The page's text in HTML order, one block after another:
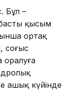
Бұл –
басты қысым
ортақ
соғыс
оралуға
ашық күйінде